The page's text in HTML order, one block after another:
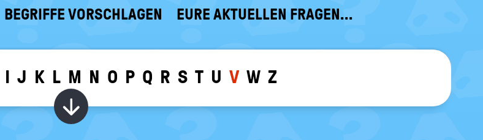
BEGRIFFE VORSCHLAGEN EURE AKTUELLEN FRAGEN...
I J K L M N O P Q R S T U V W Z
Wörter zu dem gewählten Buchstaben ein-/